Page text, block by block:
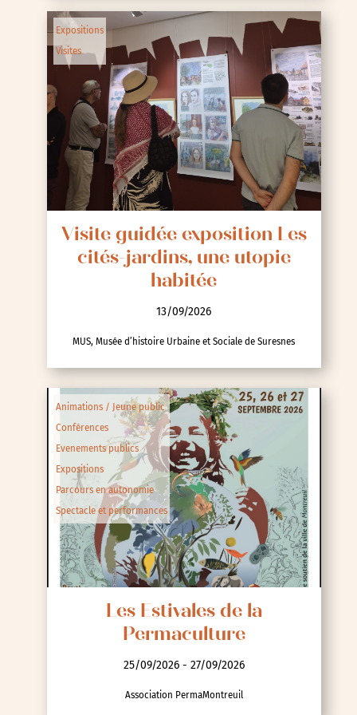
Expositions
Visites
Visite guidée exposition Les
cités-jardins, une utopie
habitée
13/09/2026
MUS, Musée d’histoire Urbaine et Sociale de Suresnes
Animations / Jeune public
Conférences
Evenements publics
Expositions
Parcours en autonomie
Spectacle et performances
Les Estivales de la
Permaculture
25/09/2026 - 27/09/2026
Association PermaMontreuil